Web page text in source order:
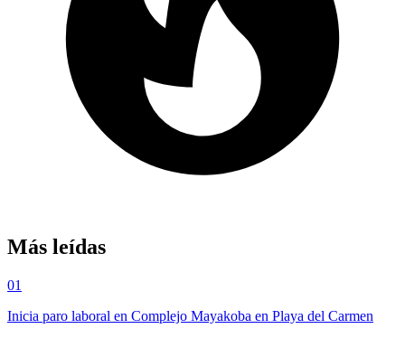
Más leídas
01
Inicia paro laboral en Complejo Mayakoba en Playa del Carmen